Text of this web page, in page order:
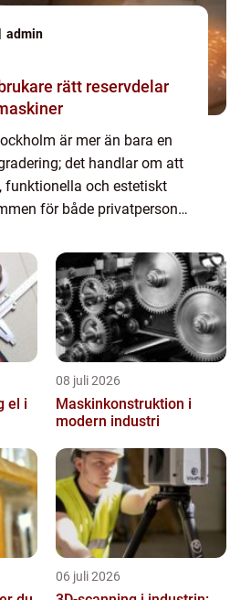
admin
rätt reservdelar
är mer än bara en
det handlar om att
funktionella och estetiskt
för både privatpersoner
08 juli 2026
Maskinkonstruktion i
modern industri
06 juli 2026